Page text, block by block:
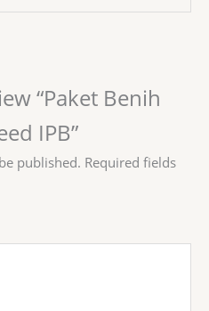
“Paket Benih
IPB”
published. Required fields